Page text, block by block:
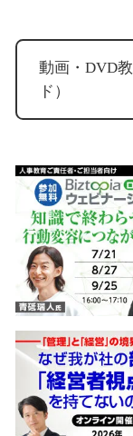
動画・DVD
ド）